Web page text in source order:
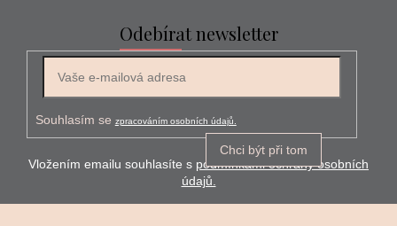
Odebírat newsletter
Souhlasím se zpracováním osobních údajů.
Chci být při tom
Vložením emailu souhlasíte s podmínkami ochrany osobních
údajů.